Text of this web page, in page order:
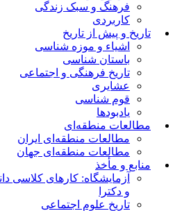
فرهنگ و سبک زندگی
کاربردی
تاریخ و پیش از تاریخ
اشیاء و موزه شناسی
باستان شناسی
تاریخ فرهنگی و اجتماعی
عشایری
قوم شناسی
یادبودها
مطالعات منطقه‌ای
مطالعات منطقه‌ای ایران
مطالعات منطقه‌ای جهان
منابع و مأخذ
آزمایشگاه: کارهای کلاسی
و دکترا
تاریخ علوم اجتماعی